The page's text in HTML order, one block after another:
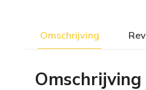
Omschrijving
Omschrijving